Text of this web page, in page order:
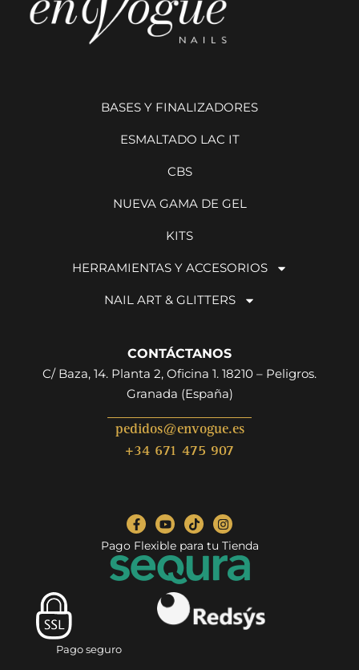
BASES Y FINALIZADORES
ESMALTADO LAC IT
CBS
NUEVA GAMA DE GEL
KITS
HERRAMIENTAS Y ACCESORIOS
NAIL ART & GLITTERS
CONTÁCTANOS
C/ Baza, 14. Planta 2, Oficina 1. 18210 – Peligros.
Granada (España)
pedidos@envogue.es
+34 671 475 907
Pago Flexible para tu Tienda
Pago seguro